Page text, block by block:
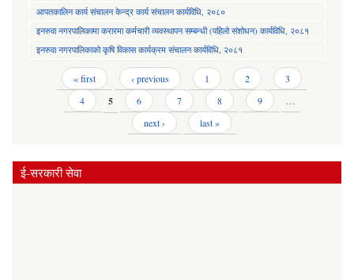
आपतकालिन कार्य संचालन केन्द्र कार्य संचालन कार्यविधि, २०८०
इनरुवा नगरपालिकामा करारमा कर्मचारी व्यवस्थापन सम्बन्धी (पहिलो संशोधन) कार्यविधि, २०८१
इनरुवा नगरपालिकाको कृषि विकास कार्यक्रम संचालन कार्यविधि, २०८१
« first ‹ previous 1 2
3
4
5 6 7 8 9
…
next ›
last »
ई-सरकारी सेवा